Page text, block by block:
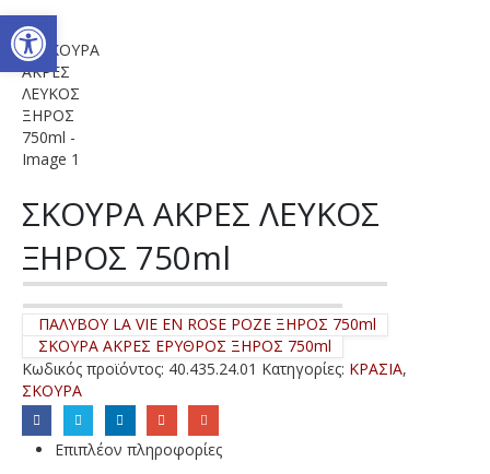
ΣΚΟΥΡΑ ΑΚΡΕΣ ΛΕΥΚΟΣ
ΞΗΡΟΣ 750ml
ΠΑΛΥΒΟΥ LA VIE EN ROSE ΡΟΖΕ ΞΗΡΟΣ 750ml
ΣΚΟΥΡΑ ΑΚΡΕΣ ΕΡΥΘΡΟΣ ΞΗΡΟΣ 750ml
Κωδικός προϊόντος: 40.435.24.01 Κατηγορίες: ΚΡΑΣΙΑ,
ΣΚΟΥΡΑ
Επιπλέον πληροφορίες
Ανοίξτε τη γραμμή